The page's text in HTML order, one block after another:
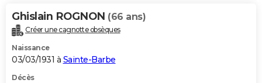
Ghislain ROGNON (66 ans)
Créer une cagnotte obsèques
Naissance
03/03/1931 à Sainte-Barbe
Décès